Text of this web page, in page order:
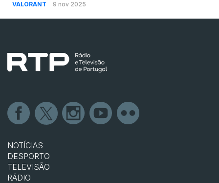
VALORANT 9 nov 2025
NOTÍCIAS
DESPORTO
TELEVISÃO
RÁDIO